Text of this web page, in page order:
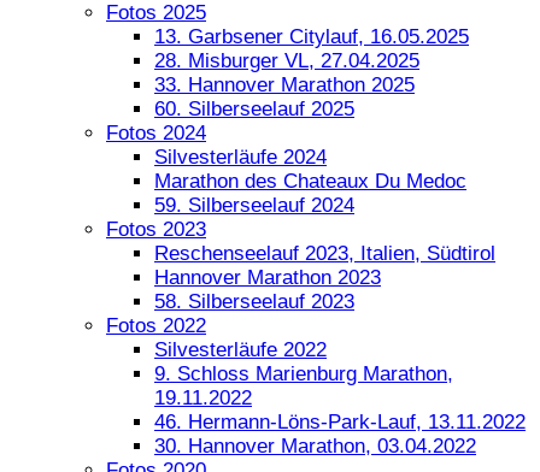
Fotos 2025
13. Garbsener Citylauf, 16.05.2025
28. Misburger VL, 27.04.2025
33. Hannover Marathon 2025
60. Silberseelauf 2025
Fotos 2024
Silvesterläufe 2024
Marathon des Chateaux Du Medoc
59. Silberseelauf 2024
Fotos 2023
Reschenseelauf 2023, Italien, Südtirol
Hannover Marathon 2023
58. Silberseelauf 2023
Fotos 2022
Silvesterläufe 2022
9. Schloss Marienburg Marathon,
19.11.2022
46. Hermann-Löns-Park-Lauf, 13.11.2022
30. Hannover Marathon, 03.04.2022